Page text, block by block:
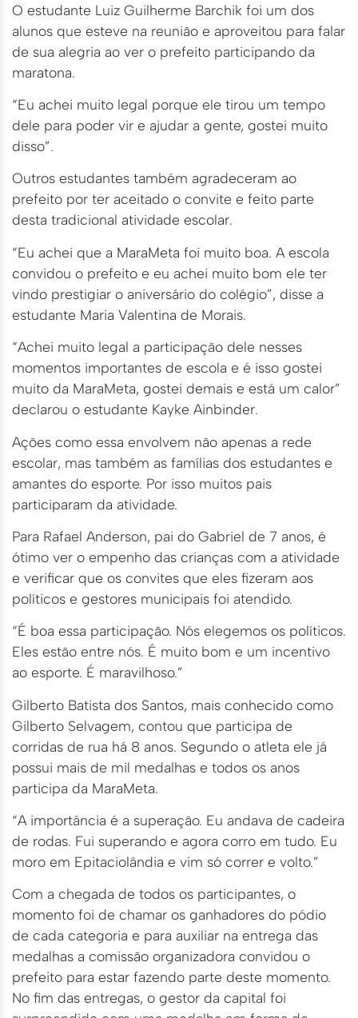
O estudante Luiz Guilherme Barchik foi um dos
alunos que esteve na reunião e aproveitou para falar
de sua alegria ao ver o prefeito participando da
maratona.
“Eu achei muito legal porque ele tirou um tempo
dele para poder vir e ajudar a gente, gostei muito
disso”.
Outros estudantes também agradeceram ao
prefeito por ter aceitado o convite e feito parte
desta tradicional atividade escolar.
“Eu achei que a MaraMeta foi muito boa. A escola
convidou o prefeito e eu achei muito bom ele ter
vindo prestigiar o aniversário do colégio”, disse a
estudante Maria Valentina de Morais.
“Achei muito legal a participação dele nesses
momentos importantes de escola e é isso gostei
muito da MaraMeta, gostei demais e está um calor”
declarou o estudante Kayke Ainbinder.
Ações como essa envolvem não apenas a rede
escolar, mas também as famílias dos estudantes e
amantes do esporte. Por isso muitos pais
participaram da atividade.
Para Rafael Anderson, pai do Gabriel de 7 anos, é
ótimo ver o empenho das crianças com a atividade
e verificar que os convites que eles fizeram aos
políticos e gestores municipais foi atendido.
“É boa essa participação. Nós elegemos os políticos.
Eles estão entre nós. É muito bom e um incentivo
ao esporte. É maravilhoso.”
Gilberto Batista dos Santos, mais conhecido como
Gilberto Selvagem, contou que participa de
corridas de rua há 8 anos. Segundo o atleta ele já
possui mais de mil medalhas e todos os anos
participa da MaraMeta.
“A importância é a superação. Eu andava de cadeira
de rodas. Fui superando e agora corro em tudo. Eu
moro em Epitaciolândia e vim só correr e volto.”
Com a chegada de todos os participantes, o
momento foi de chamar os ganhadores do pódio
de cada categoria e para auxiliar na entrega das
medalhas a comissão organizadora convidou o
prefeito para estar fazendo parte deste momento.
No fim das entregas, o gestor da capital foi